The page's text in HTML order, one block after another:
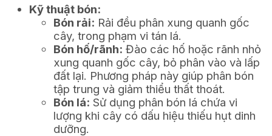
Kỹ thuật bón:
Bón rải: Rải đều phân xung quanh gốc
cây, trong phạm vi tán lá.
Bón hố/rãnh: Đào các hố hoặc rãnh nhỏ
xung quanh gốc cây, bỏ phân vào và lấp
đất lại. Phương pháp này giúp phân bón
tập trung và giảm thiểu thất thoát.
Bón lá: Sử dụng phân bón lá chứa vi
lượng khi cây có dấu hiệu thiếu hụt dinh
dưỡng.